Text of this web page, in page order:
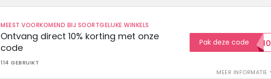
MEEST VOORKOMEND BIJ SOORTGELIJKE WINKELS
Ontvang direct 10% korting met onze
code
114 GEBRUIKT
MEER INFORMATIE
Pak deze codeEXTRA10